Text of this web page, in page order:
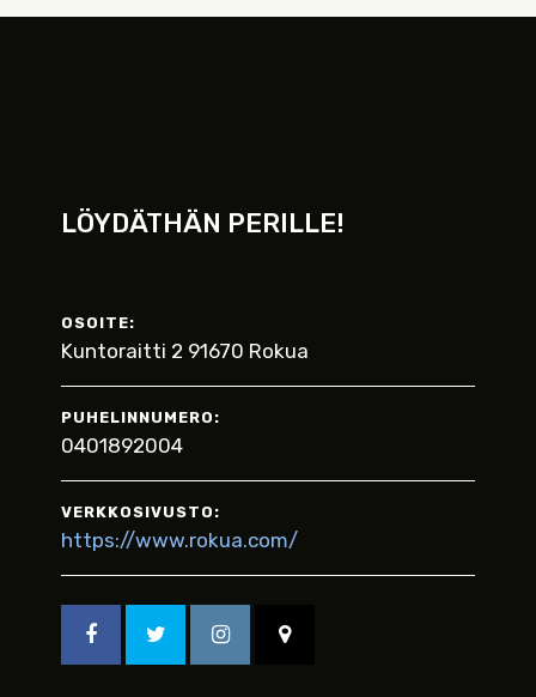
LÖYDÄTHÄN PERILLE!
OSOITE:
Kuntoraitti 2 91670 Rokua
PUHELINNUMERO:
0401892004
VERKKOSIVUSTO:
https://www.rokua.com/